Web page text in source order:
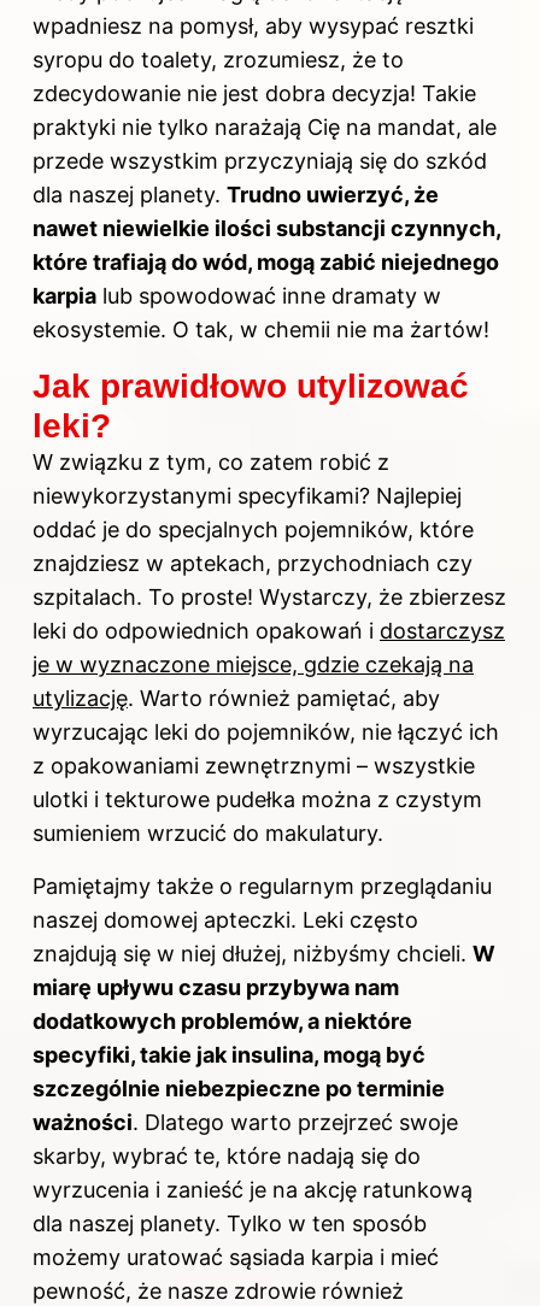
wpadniesz na pomysł, aby wysypać resztki
syropu do toalety, zrozumiesz, że to
zdecydowanie nie jest dobra decyzja! Takie
praktyki nie tylko narażają Cię na mandat, ale
przede wszystkim przyczyniają się do szkód
dla naszej planety. Trudno uwierzyć, że
nawet niewielkie ilości substancji czynnych,
które trafiają do wód, mogą zabić niejednego
karpia lub spowodować inne dramaty w
ekosystemie. O tak, w chemii nie ma żartów!
Jak prawidłowo utylizować
leki?
W związku z tym, co zatem robić z
niewykorzystanymi specyfikami? Najlepiej
oddać je do specjalnych pojemników, które
znajdziesz w aptekach, przychodniach czy
szpitalach. To proste! Wystarczy, że zbierzesz
leki do odpowiednich opakowań i dostarczysz
je w wyznaczone miejsce, gdzie czekają na
utylizację. Warto również pamiętać, aby
wyrzucając leki do pojemników, nie łączyć ich
z opakowaniami zewnętrznymi – wszystkie
ulotki i tekturowe pudełka można z czystym
sumieniem wrzucić do makulatury.
Pamiętajmy także o regularnym przeglądaniu
naszej domowej apteczki. Leki często
znajdują się w niej dłużej, niżbyśmy chcieli. W
miarę upływu czasu przybywa nam
dodatkowych problemów, a niektóre
specyfiki, takie jak insulina, mogą być
szczególnie niebezpieczne po terminie
ważności. Dlatego warto przejrzeć swoje
skarby, wybrać te, które nadają się do
wyrzucenia i zanieść je na akcję ratunkową
dla naszej planety. Tylko w ten sposób
możemy uratować sąsiada karpia i mieć
pewność, że nasze zdrowie również